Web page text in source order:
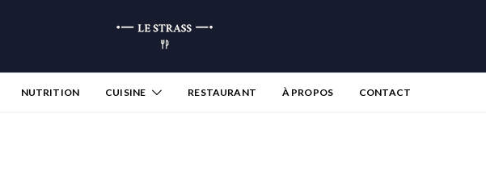
NUTRITION CUISINE RESTAURANT À PROPOS CONTACT